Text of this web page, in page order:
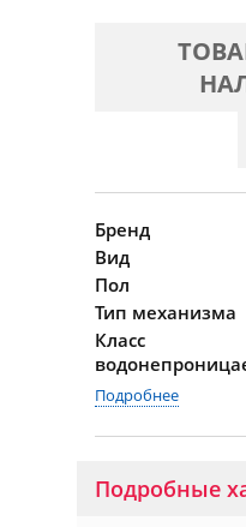
Бренд
Вид
Пол
Тип механизма
Класс
Подробнее
Подробные